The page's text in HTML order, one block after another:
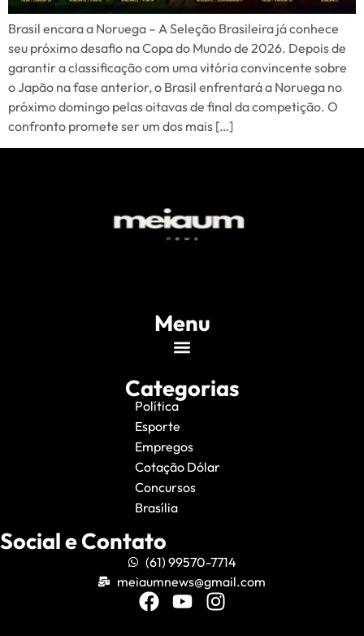
Brasil encara a Noruega – A Seleção Brasileira já conhece
seu próximo desafio na Copa do Mundo de 2026. Depois de
garantir a classificação com uma vitória convincente sobre
o Japão na fase anterior, o Brasil enfrentará a Noruega no
próximo domingo pelas oitavas de final da competição. O
confronto promete ser um dos mais […]
Menu
Categorias
Política
Esporte
Empregos
Cotação Dólar
Concursos
Brasília
Social e Contato
(61) 99570-7714
meiaumnews@gmail.com